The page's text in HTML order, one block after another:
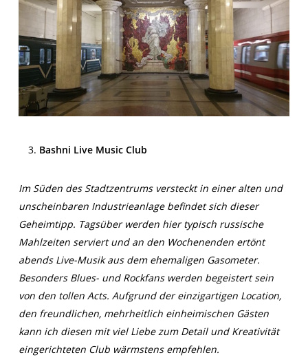
Bashni Live Music Club
Im Süden des Stadtzentrums versteckt in einer alten und
unscheinbaren Industrieanlage befindet sich dieser
Geheimtipp. Tagsüber werden hier typisch russische
Mahlzeiten serviert und an den Wochenenden ertönt
abends Live-Musik aus dem ehemaligen Gasometer.
Besonders Blues- und Rockfans werden begeistert sein
von den tollen Acts. Aufgrund der einzigartigen Location,
den freundlichen, mehrheitlich einheimischen Gästen
kann ich diesen mit viel Liebe zum Detail und Kreativität
eingerichteten Club wärmstens empfehlen.